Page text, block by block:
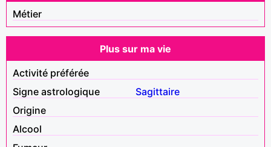
Métier
Plus sur ma vie
Activité préférée
Signe astrologique
Sagittaire
Origine
Alcool